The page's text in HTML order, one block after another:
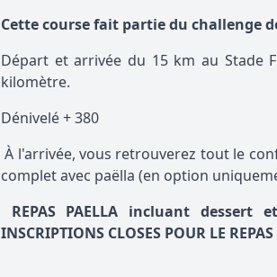
Cette course fait partie du challenge
Départ et arrivée du 15 km au Stade
kilomètre.
Dénivelé + 380
À l'arrivée, vous retrouverez tout le
complet avec paëlla (en option
REPAS PAELLA incluant
INSCRIPTIONS CLOSES POUR LE REPAS